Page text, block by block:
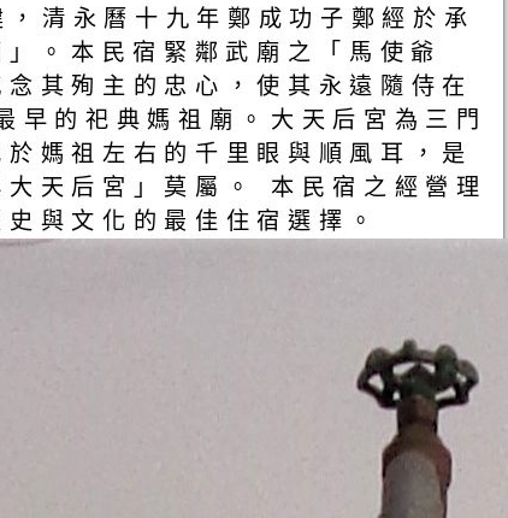
清永曆十九年鄭成功子鄭經於承
。本民宿緊鄰武廟之「馬使爺
其殉主的忠心，使其永遠隨侍在
的祀典媽祖廟。大天后宮為三門
媽祖左右的千里眼與順風耳，是
天后宮」莫屬。 本民宿之經營理
與文化的最佳住宿選擇。